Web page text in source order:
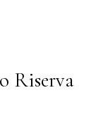
Riserva